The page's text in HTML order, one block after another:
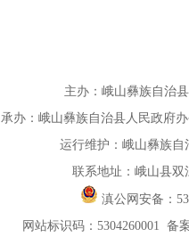
主办： 峨山彝族自治
承办：峨山彝族自治县人民政府
运行维护：峨山彝族自
联系地址：峨山县双
滇公网安备：
网站标识码：5304260001 备